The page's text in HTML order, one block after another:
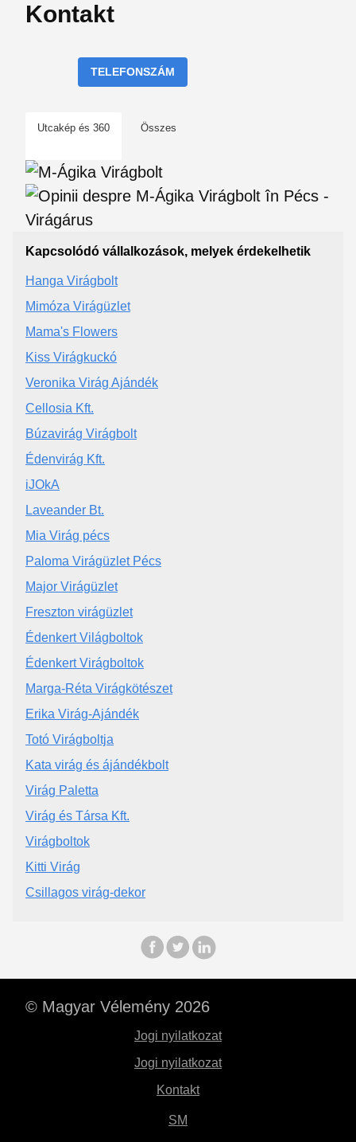
Kontakt
TELEFONSZÁM
Utcakép és 360 Összes
Kapcsolódó vállalkozások, melyek érdekelhetik
Hanga Virágbolt
Mimóza Virágüzlet
Mama's Flowers
Kiss Virágkuckó
Veronika Virág Ajándék
Cellosia Kft.
Búzavirág Virágbolt
Édenvirág Kft.
iJOkA
Laveander Bt.
Mia Virág pécs
Paloma Virágüzlet Pécs
Major Virágüzlet
Freszton virágüzlet
Édenkert Világboltok
Édenkert Virágboltok
Marga-Réta Virágkötészet
Erika Virág-Ajándék
Totó Virágboltja
Kata virág és ájándékbolt
Virág Paletta
Virág és Társa Kft.
Virágboltok
Kitti Virág
Csillagos virág-dekor
© Magyar Vélemény 2026
Jogi nyilatkozat
Jogi nyilatkozat
Kontakt
SM